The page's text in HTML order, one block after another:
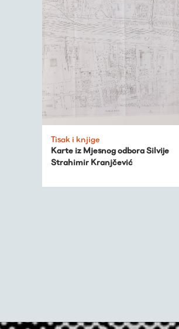
Tisak i knjige
Karte iz Mjesnog odbora Silvije
Strahimir Kranjčević